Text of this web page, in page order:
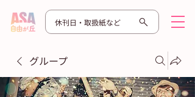
休刊日・取扱紙など
グループ